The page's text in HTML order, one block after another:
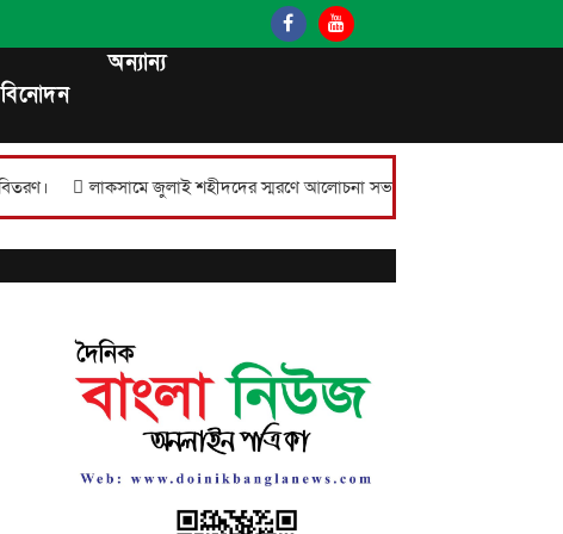
বিনোদন
অন্যান্য
লাকসামে জুলাই শহীদদের স্মরণে আলোচনা সভা, সংবর্ধনা, পুরস্কার বিতরণ ও দোয়া